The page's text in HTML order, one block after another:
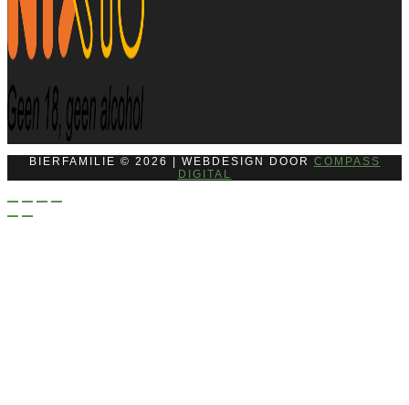
BIERFAMILIE © 2026 | WEBDESIGN DOOR COMPASS
DIGITAL